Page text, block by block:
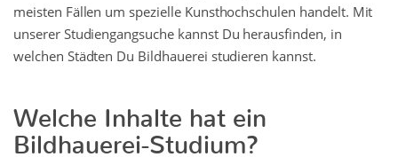
meisten Fällen um spezielle Kunsthochschulen handelt. Mit
unserer Studiengangsuche kannst Du herausfinden, in
welchen Städten Du Bildhauerei studieren kannst.
Welche Inhalte hat ein
Bildhauerei-Studium?